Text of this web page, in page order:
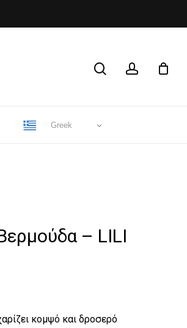
Greek
CLOSE
– LILI
κομψό και δροσερό